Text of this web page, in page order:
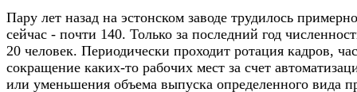
Пару лет назад на эстонском заводе трудилось
сейчас - почти 140. Только за последний год
20 человек. Периодически проходит ротация кадров,
сокращение каких-то рабочих мест за счет
или уменьшения объема выпуска определенного вида